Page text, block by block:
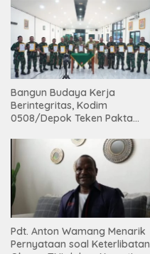
Bangun Budaya Kerja
Berintegritas, Kodim
0508/Depok Teken Pakta
Pdt. Anton Wamang Menarik
Pernyataan soal Keterlibatan